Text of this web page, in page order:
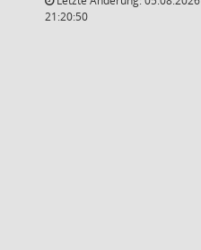
21:20:50